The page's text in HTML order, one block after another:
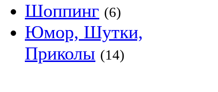
Шоппинг (6)
Юмор, Шутки,
Приколы (14)